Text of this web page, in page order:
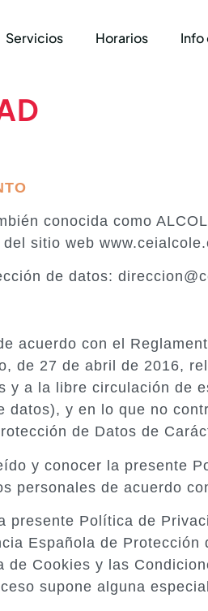
Servicios Horarios Info
conocida como
sitio web
de datos:
acuerdo con el
de 27 de abril de 2016,
y a la libre circulación de
datos), y en lo que no
de Datos de
y conocer la presente
personales de acuerdo
presente Política de
Española de
Cookies y las
supone alguna